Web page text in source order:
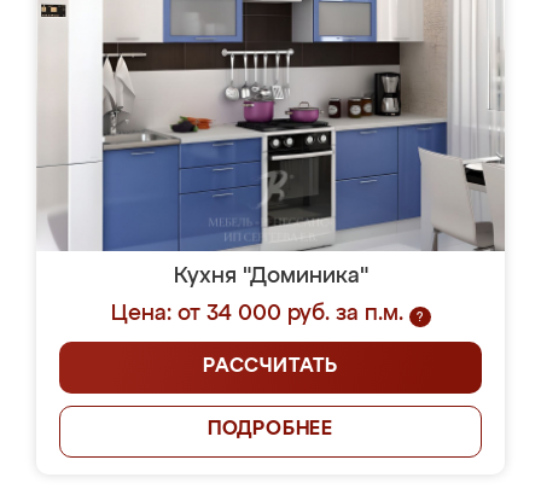
Кухня "Доминика"
Цена: от 34 000 руб. за п.м.
?
РАССЧИТАТЬ
ПОДРОБНЕЕ